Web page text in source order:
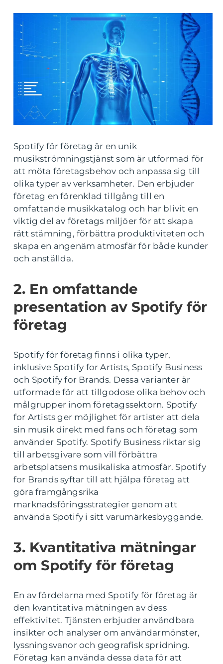
Spotify för företag är en unik
musikströmningstjänst som är utformad för
att möta företagsbehov och anpassa sig till
olika typer av verksamheter. Den erbjuder
företag en förenklad tillgång till en
omfattande musikkatalog och har blivit en
viktig del av företags miljöer för att skapa
rätt stämning, förbättra produktiviteten och
skapa en angenäm atmosfär för både kunder
och anställda.
2. En omfattande
presentation av Spotify för
företag
Spotify för företag finns i olika typer,
inklusive Spotify for Artists, Spotify Business
och Spotify for Brands. Dessa varianter är
utformade för att tillgodose olika behov och
målgrupper inom företagssektorn. Spotify
for Artists ger möjlighet för artister att dela
sin musik direkt med fans och företag som
använder Spotify. Spotify Business riktar sig
till arbetsgivare som vill förbättra
arbetsplatsens musikaliska atmosfär. Spotify
for Brands syftar till att hjälpa företag att
göra framgångsrika
marknadsföringsstrategier genom att
använda Spotify i sitt varumärkesbyggande.
3. Kvantitativa mätningar
om Spotify för företag
En av fördelarna med Spotify för företag är
den kvantitativa mätningen av dess
effektivitet. Tjänsten erbjuder användbara
insikter och analyser om användarmönster,
lyssningsvanor och geografisk spridning.
Företag kan använda dessa data för att